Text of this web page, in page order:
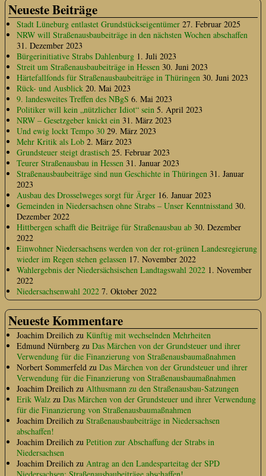
Neueste Beiträge
Stadt Lüneburg entlastet Grundstückseigentümer 27. Februar 2025
NRW will Straßenausbaubeiträge in den nächsten Wochen abschaffen
31. Dezember 2023
Bürgerinitiative Strabs Dahlenburg 1. Juli 2023
Streit um Straßenausbaubeiträge in Hessen 30. Juni 2023
Härtefallfonds für Straßenausbaubeiträge in Thüringen 30. Juni 2023
Rück- und Ausblick 20. Mai 2023
9. landesweites Treffen des NBgS 6. Mai 2023
Politiker will kein „nützlicher Idiot“ sein 5. April 2023
NRW – Gesetzgeber knickt ein 31. März 2023
Und ewig lockt Tempo 30 29. März 2023
Mehr Kritik als Lob 2. März 2023
Grundsteuer steigt drastisch 25. Februar 2023
Teurer Straßenausbau in Hessen 31. Januar 2023
Straßenausbaubeiträge sind nun Geschichte in Thüringen 31. Januar
2023
Ausbau des Drosselweges sorgt für Ärger 16. Januar 2023
Gemeinden in Niedersachsen ohne Strabs – Unser Kenntnisstand 30.
Dezember 2022
Hittbergen schafft die Beiträge für Straßenausbau ab 30. Dezember
2022
Einwohner Niedersachsens werden von der rot-grünen Landesregierung
wieder im Regen stehen gelassen 17. November 2022
Wahlergebnis der Niedersächsischen Landtagswahl 2022 1. November
2022
Niedersachsenwahl 2022 7. Oktober 2022
Neueste Kommentare
Joachim Dreilich zu Künftig mit wechselnden Mehrheiten
Edmund Nürnberg zu Das Märchen von der Grundsteuer und ihrer
Verwendung für die Finanzierung von Straßenausbaumaßnahmen
Norbert Sommerfeld zu Das Märchen von der Grundsteuer und ihrer
Verwendung für die Finanzierung von Straßenausbaumaßnahmen
Joachim Dreilich zu Althusmann zu den Straßenausbau-Satzungen
Erik Walz zu Das Märchen von der Grundsteuer und ihrer Verwendung
für die Finanzierung von Straßenausbaumaßnahmen
Joachim Dreilich zu Straßenausbaubeiträge in Niedersachsen
abschaffen!
Joachim Dreilich zu Petition zur Abschaffung der Strabs in
Niedersachsen
Joachim Dreilich zu Antrag an den Landesparteitag der SPD